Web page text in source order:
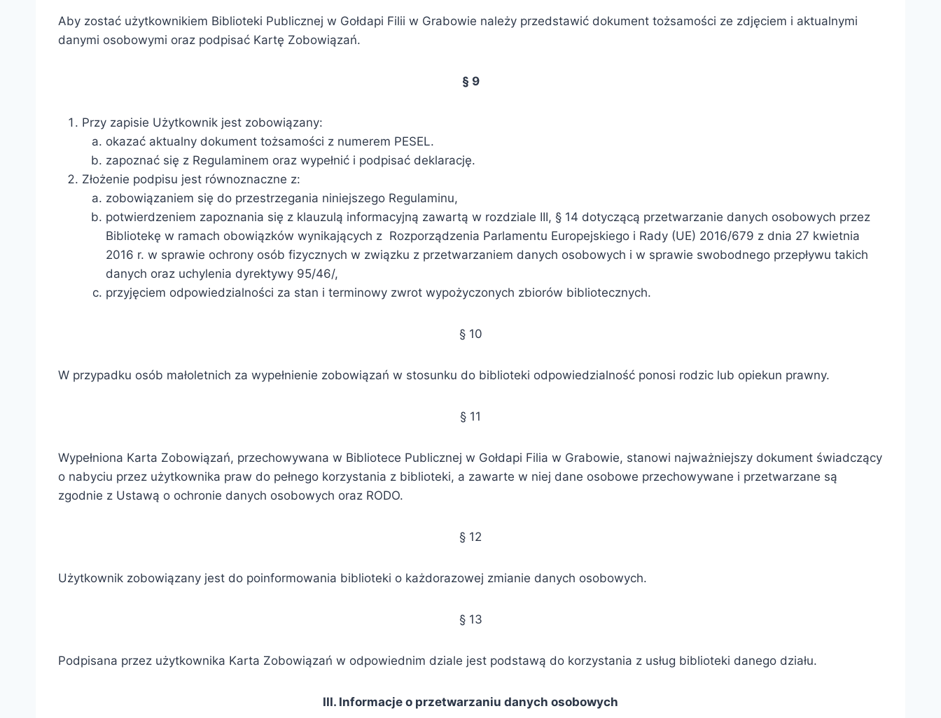
Aby zostać użytkownikiem Biblioteki Publicznej w Gołdapi Filii w Grabowie należy przedstawić dokument tożsamości ze zdjęciem i aktualnymi
danymi osobowymi oraz podpisać Kartę Zobowiązań.
§ 9
Przy zapisie Użytkownik jest zobowiązany:
okazać aktualny dokument tożsamości z numerem PESEL.
zapoznać się z Regulaminem oraz wypełnić i podpisać deklarację.
Złożenie podpisu jest równoznaczne z:
zobowiązaniem się do przestrzegania niniejszego Regulaminu,
potwierdzeniem zapoznania się z klauzulą informacyjną zawartą w rozdziale III, § 14 dotyczącą przetwarzanie danych osobowych przez
Bibliotekę w ramach obowiązków wynikających z Rozporządzenia Parlamentu Europejskiego i Rady (UE) 2016/679 z dnia 27 kwietnia
2016 r. w sprawie ochrony osób fizycznych w związku z przetwarzaniem danych osobowych i w sprawie swobodnego przepływu takich
danych oraz uchylenia dyrektywy 95/46/,
przyjęciem odpowiedzialności za stan i terminowy zwrot wypożyczonych zbiorów bibliotecznych.
§ 10
W przypadku osób małoletnich za wypełnienie zobowiązań w stosunku do biblioteki odpowiedzialność ponosi rodzic lub opiekun prawny.
§ 11
Wypełniona Karta Zobowiązań, przechowywana w Bibliotece Publicznej w Gołdapi Filia w Grabowie, stanowi najważniejszy dokument świadczący
o nabyciu przez użytkownika praw do pełnego korzystania z biblioteki, a zawarte w niej dane osobowe przechowywane i przetwarzane są
zgodnie z Ustawą o ochronie danych osobowych oraz RODO.
§ 12
Użytkownik zobowiązany jest do poinformowania biblioteki o każdorazowej zmianie danych osobowych.
§ 13
Podpisana przez użytkownika Karta Zobowiązań w odpowiednim dziale jest podstawą do korzystania z usług biblioteki danego działu.
III. Informacje o przetwarzaniu danych osobowych